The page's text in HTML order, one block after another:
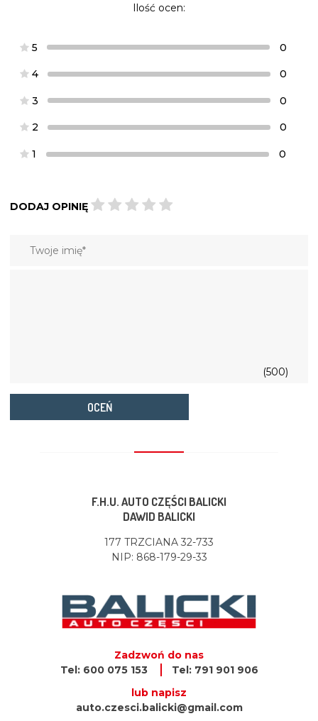
Ilość ocen:
5 0
4 0
3 0
2 0
1 0
DODAJ OPINIĘ
(500)
OCEŃ
F.H.U. AUTO CZĘŚCI BALICKI
DAWID BALICKI
177 TRZCIANA 32-733
NIP: 868-179-29-33
Zadzwoń do nas
Tel: 600 075 153
Tel: 791 901 906
lub napisz
auto.czesci.balicki@gmail.com